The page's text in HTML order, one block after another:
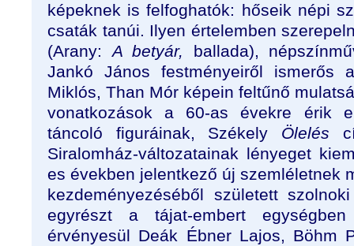
képeknek is felfoghatók: hőseik népi
csaták tanúi. Ilyen értelemben
(Arany:A betyár, ballada),
Jankó János festményeiről ismerős
Miklós, Than Mór képein feltűnő
vonatkozások a 60-as évekre érik
táncoló figuráinak, Székely Ölelés
Siralomház-változatainak lényeget
es években jelentkező új szemléletnek
kezdeményezéséből született
egyrészt a tájat-embert
érvényesül Deák Ébner Lajos, Böhm